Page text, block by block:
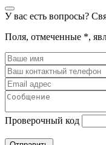
У вас есть вопросы?
Поля, отмеченные *,
Проверочный код